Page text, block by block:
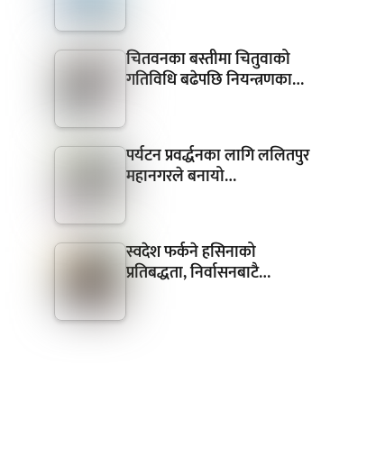
चितवनका बस्तीमा चितुवाको
गतिविधि बढेपछि नियन्त्रणका…
पर्यटन प्रवर्द्धनका लागि ललितपुर
महानगरले बनायो…
स्वदेश फर्कने हसिनाको
प्रतिबद्धता, निर्वासनबाटै…